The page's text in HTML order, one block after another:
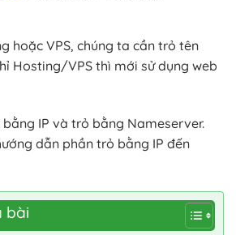
hoặc VPS, chúng ta cần trỏ tên
Hosting/VPS thì mới sử dụng web
IP và trỏ bằng Nameserver.
dẫn phần trỏ bằng IP đến
bài